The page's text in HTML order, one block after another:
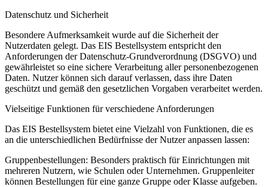
Datenschutz und Sicherheit
Besondere Aufmerksamkeit wurde auf die Sicherheit der
Nutzerdaten gelegt. Das EIS Bestellsystem entspricht den
Anforderungen der Datenschutz-Grundverordnung (DSGVO) und
gewährleistet so eine sichere Verarbeitung aller personenbezogenen
Daten. Nutzer können sich darauf verlassen, dass ihre Daten
geschützt und gemäß den gesetzlichen Vorgaben verarbeitet werden.
Vielseitige Funktionen für verschiedene Anforderungen
Das EIS Bestellsystem bietet eine Vielzahl von Funktionen, die es
an die unterschiedlichen Bedürfnisse der Nutzer anpassen lassen:
Gruppenbestellungen: Besonders praktisch für Einrichtungen mit
mehreren Nutzern, wie Schulen oder Unternehmen. Gruppenleiter
können Bestellungen für eine ganze Gruppe oder Klasse aufgeben.